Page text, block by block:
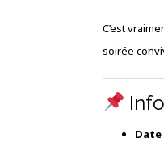
C’est
soirée
Date